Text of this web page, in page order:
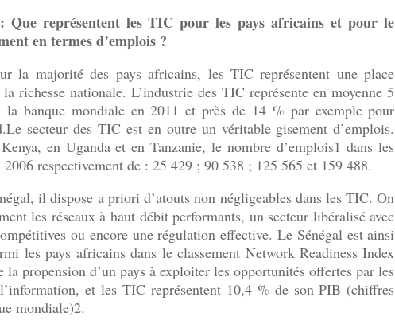
Que représentent les TIC pour les pays africains et pour le
en termes d’emplois ?
la majorité des pays africains, les TIC représentent une place
richesse nationale. L’industrie des TIC représente en moyenne 5
banque mondiale en 2011 et près de 14 % par exemple pour
secteur des TIC est en outre un véritable gisement d’emplois.
en Uganda et en Tanzanie, le nombre d’emplois1 dans les
respectivement de : 25 429 ; 90 538 ; 125 565 et 159 488.
il dispose a priori d’atouts non négligeables dans les TIC. On
les réseaux à haut débit performants, un secteur libéralisé avec
ou encore une régulation effective. Le Sénégal est ainsi
les pays africains dans le classement Network Readiness Index
la propension d’un pays à exploiter les opportunités offertes par les
et les TIC représentent 10,4 % de son PIB (chiffres
mondiale)2.